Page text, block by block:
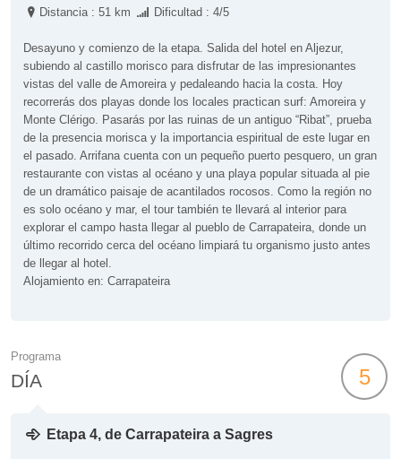
Distancia : 51 km Dificultad : 4/5
Desayuno y comienzo de la etapa. Salida del hotel en Aljezur,
subiendo al castillo morisco para disfrutar de las impresionantes
vistas del valle de Amoreira y pedaleando hacia la costa. Hoy
recorrerás dos playas donde los locales practican surf: Amoreira y
Monte Clérigo. Pasarás por las ruinas de un antiguo “Ribat”, prueba
de la presencia morisca y la importancia espiritual de este lugar en
el pasado. Arrifana cuenta con un pequeño puerto pesquero, un gran
restaurante con vistas al océano y una playa popular situada al pie
de un dramático paisaje de acantilados rocosos. Como la región no
es solo océano y mar, el tour también te llevará al interior para
explorar el campo hasta llegar al pueblo de Carrapateira, donde un
último recorrido cerca del océano limpiará tu organismo justo antes
de llegar al hotel.
Alojamiento en: Carrapateira
Programa
DÍA 5
Etapa 4, de Carrapateira a Sagres